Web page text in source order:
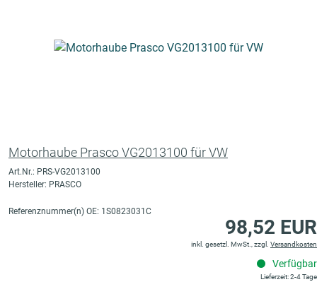
Motorhaube Prasco VG2013100 für VW
Art.Nr.: PRS-VG2013100
Hersteller: PRASCO
Referenznummer(n) OE: 1S0823031C
98,52 EUR
inkl. gesetzl. MwSt., zzgl. Versandkosten
Verfügbar
Lieferzeit: 2-4 Tage